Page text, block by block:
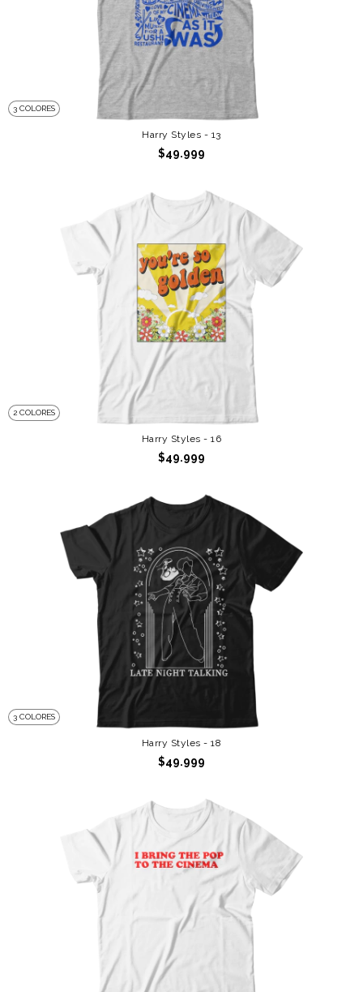
3 COLORES
Harry Styles - 13
$49.999
2 COLORES
Harry Styles - 16
$49.999
3 COLORES
Harry Styles - 18
$49.999